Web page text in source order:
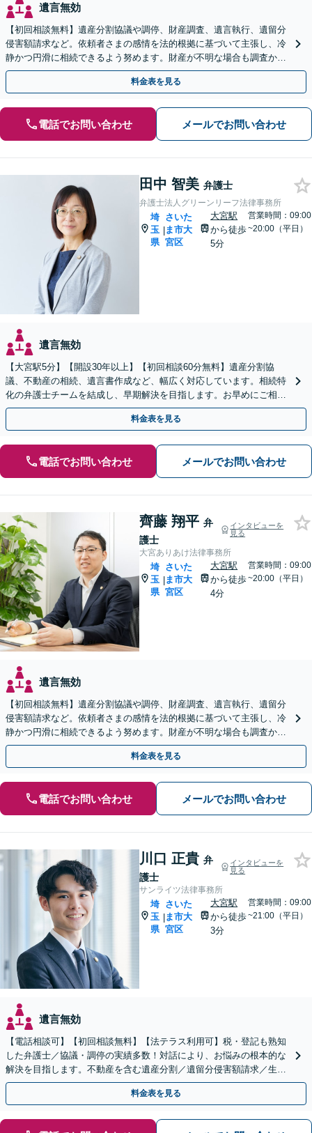
遺言無効
【初回相談無料】遺産分割協議や調停、財産調査、遺言執行、遺留分
侵害額請求など。依頼者さまの感情を法的根拠に基づいて主張し、冷
静かつ円滑に相続できるよう努めます。財産が不明な場合も調査から
対応します。
料金表を見る
電話でお問い合わせ メールでお問い合わせ
田中 智美 弁護士
弁護士法人グリーンリーフ法律事務所
埼
玉
県
|
さいた
ま市大
宮区
大宮駅
から徒歩
5分
営業時間：09:00
~20:00（平日）
遺言無効
【大宮駅5分】【開設30年以上】【初回相談60分無料】遺産分割協
議、不動産の相続、遺言書作成など、幅広く対応しています。相続特
化の弁護士チームを結成し、早期解決を目指します。お早めにご相談
ください。【電話相談可】【休日・夜間対応】
料金表を見る
電話でお問い合わせ メールでお問い合わせ
齊藤 翔平 弁
護士
インタビューを
見る
大宮ありあけ法律事務所
埼
玉
県
|
さいた
ま市大
宮区
大宮駅
から徒歩
4分
営業時間：09:00
~20:00（平日）
遺言無効
【初回相談無料】遺産分割協議や調停、財産調査、遺言執行、遺留分
侵害額請求など。依頼者さまの感情を法的根拠に基づいて主張し、冷
静かつ円滑に相続できるよう努めます。財産が不明な場合も調査から
対応します。
料金表を見る
電話でお問い合わせ メールでお問い合わせ
川口 正貴 弁
護士
インタビューを
見る
サンライツ法律事務所
埼
玉
県
|
さいた
ま市大
宮区
大宮駅
から徒歩
3分
営業時間：09:00
~21:00（平日）
遺言無効
【電話相談可】【初回相談無料】【法テラス利用可】税・登記も熟知
した弁護士／協議・調停の実績多数！対話により、お悩みの根本的な
解決を目指します。不動産を含む遺産分割／遺留分侵害額請求／生前
対策を全面的にサポート【完全個室】【大宮駅3分】
料金表を見る